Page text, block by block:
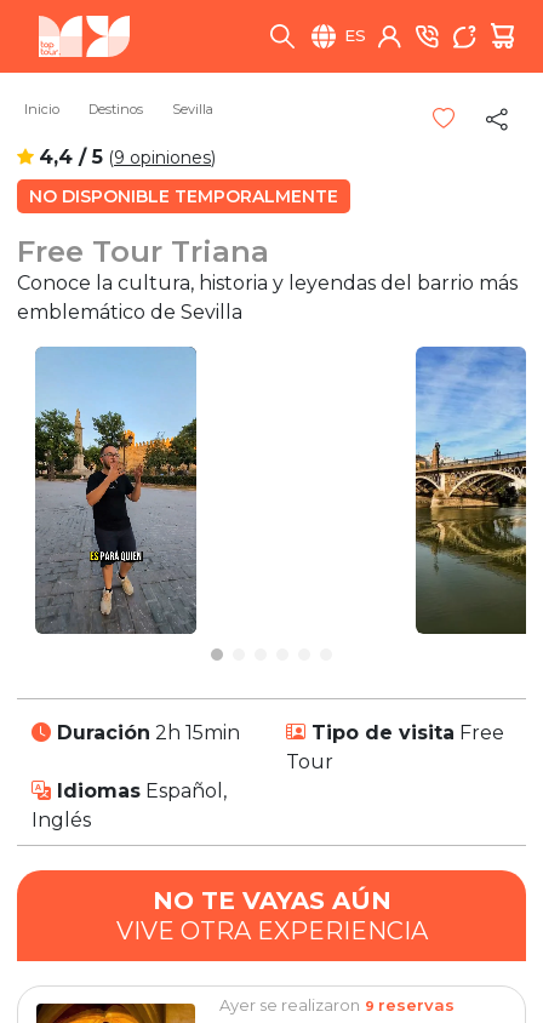
ES
Inicio Destinos Sevilla
4,4 / 5 (9 opiniones)
NO DISPONIBLE TEMPORALMENTE
Free Tour Triana
Conoce la cultura, historia y leyendas del barrio más
emblemático de Sevilla
Duración 2h 15min Tipo de visita Free
Tour
Idiomas Español,
Inglés
NO TE VAYAS AÚN
VIVE OTRA EXPERIENCIA
Ayer se realizaron 9 reservas